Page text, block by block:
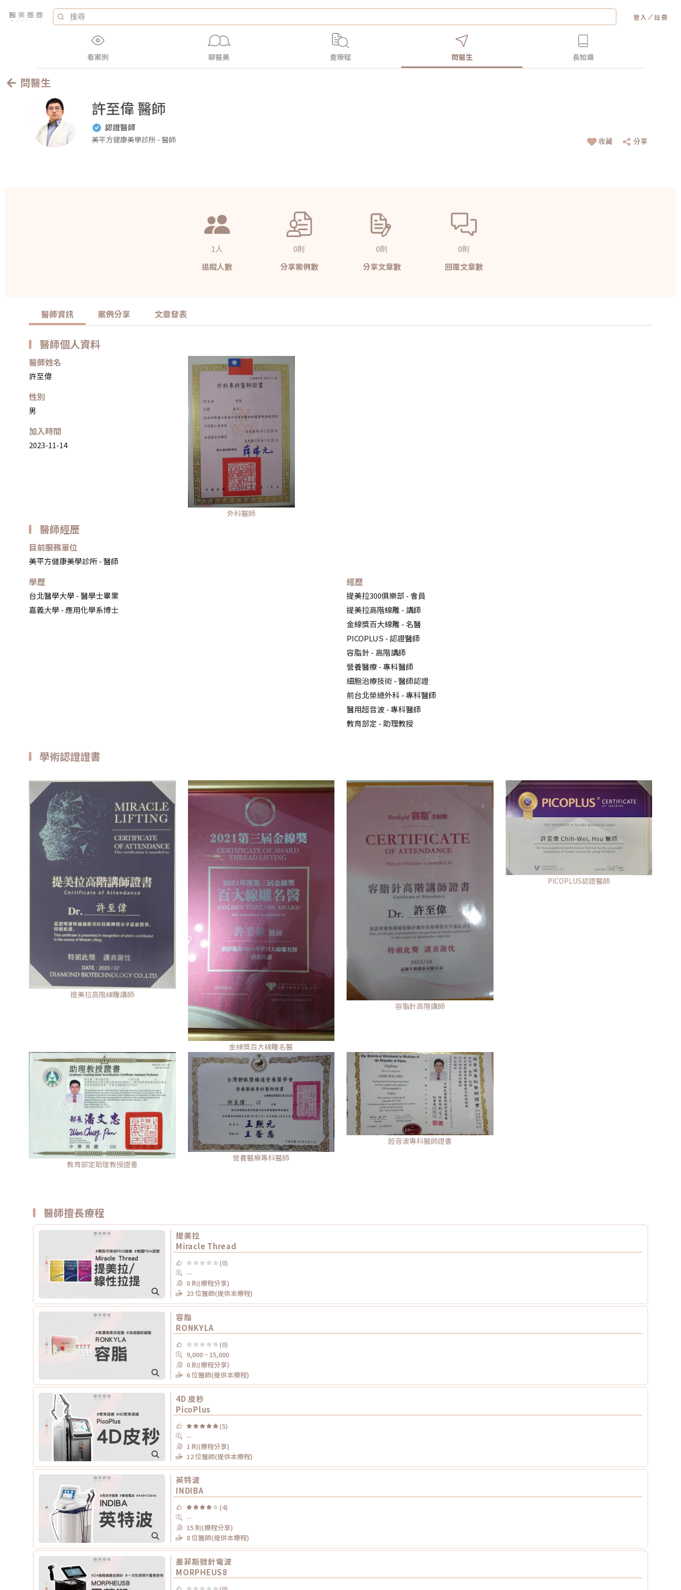
登入 ／註冊
看案例 聊醫美 查療程 問醫生 長知識
問醫生
許至偉 醫師
認證醫師
美平方健康美學診所 - 醫師 收藏 分享
1人
追蹤人數
0則
分享案例數
0則
分享文章數
0則
回覆文章數
醫師資訊 案例分享 文章發表
醫師個人資料
醫師姓名
許至偉
性別
男
加入時間
2023-11-14
外科醫師
醫師經歷
目前服務單位
美平方健康美學診所 - 醫師
學歷
台北醫學大學 - 醫學士畢業
嘉義大學 - 應用化學系博士
經歷
提美拉300俱樂部 - 會員
提美拉高階線雕 - 講師
金線獎百大線雕 - 名醫
PICOPLUS - 認證醫師
容脂針 - 高階講師
營養醫療 - 專科醫師
細胞治療技術 - 醫師認證
前台北榮總外科 - 專科醫師
醫用超音波 - 專科醫師
教育部定 - 助理教授
學術認證證書
提美拉高階線雕講師
金線獎百大線雕名醫
容脂針高階講師
PICOPLUS認證醫師
教育部定助理教授證書
營養醫療專科醫師
超音波專科醫師證書
醫師擅長療程
提美拉
Miracle Thread
(0)
--
0 則(療程分享)
23 位醫師(提供本療程)
容脂
RONKYLA
(0)
9,000 ~ 15,000
0 則(療程分享)
6 位醫師(提供本療程)
4D 皮秒
PicoPlus
(5)
--
1 則(療程分享)
12 位醫師(提供本療程)
英特波
INDIBA
(4)
--
15 則(療程分享)
8 位醫師(提供本療程)
墨菲斯微針電波
MORPHEUS8